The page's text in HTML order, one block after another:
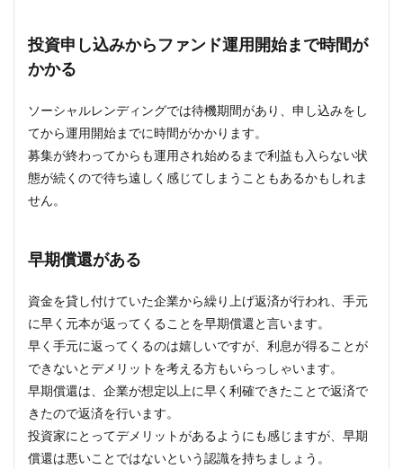
投資申し込みからファンド運用開始まで時間が
かかる
ソーシャルレンディングでは待機期間があり、申し込みをし
てから運用開始までに時間がかかります。
募集が終わってからも運用され始めるまで利益も入らない状
態が続くので待ち遠しく感じてしまうこともあるかもしれま
せん。
早期償還がある
資金を貸し付けていた企業から繰り上げ返済が行われ、手元
に早く元本が返ってくることを早期償還と言います。
早く手元に返ってくるのは嬉しいですが、利息が得ることが
できないとデメリットを考える方もいらっしゃいます。
早期償還は、企業が想定以上に早く利確できたことで返済で
きたので返済を行います。
投資家にとってデメリットがあるようにも感じますが、早期
償還は悪いことではないという認識を持ちましょう。